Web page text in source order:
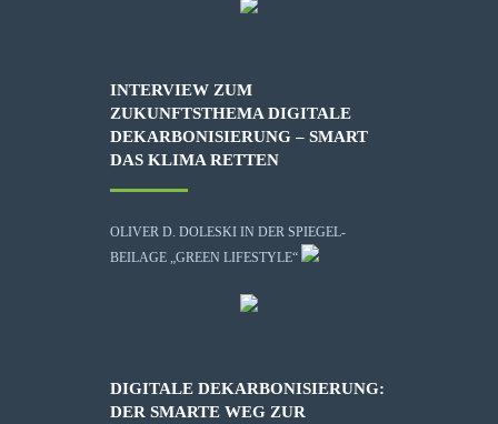
INTERVIEW ZUM
ZUKUNFTSTHEMA DIGITALE
DEKARBONISIERUNG – SMART
DAS KLIMA RETTEN
OLIVER D. DOLESKI IN DER SPIEGEL-
BEILAGE „GREEN LIFESTYLE“
DIGITALE DEKARBONISIERUNG:
DER SMARTE WEG ZUR